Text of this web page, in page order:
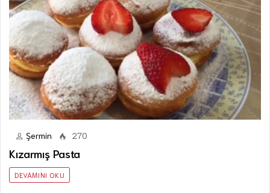
Şermin 270
Kızarmış Pasta
DEVAMINI OKU